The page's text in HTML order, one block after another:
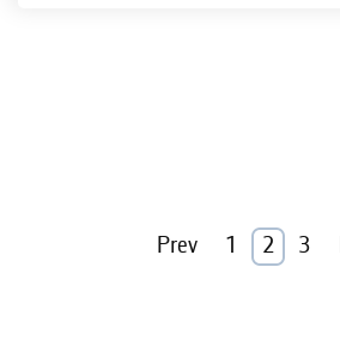
Prev 1 2 3